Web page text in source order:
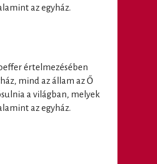
az egyház.
értelmezésében
mind az állam az Ő
a világban, melyek
az egyház.